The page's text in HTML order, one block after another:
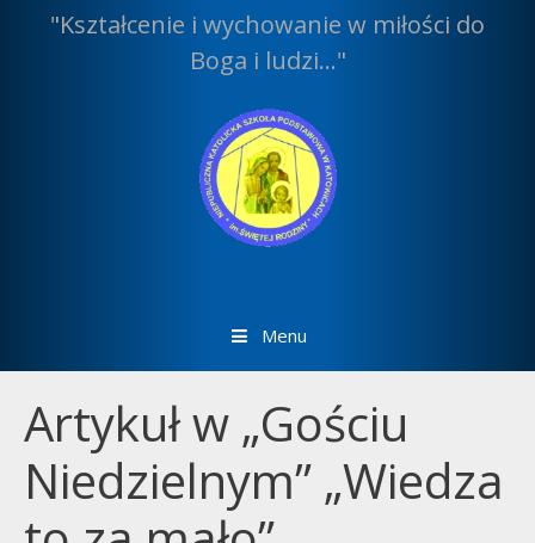
"Kształcenie i wychowanie w miłości do
Boga i ludzi…"
Menu
Artykuł w „Gościu
Niedzielnym” „Wiedza